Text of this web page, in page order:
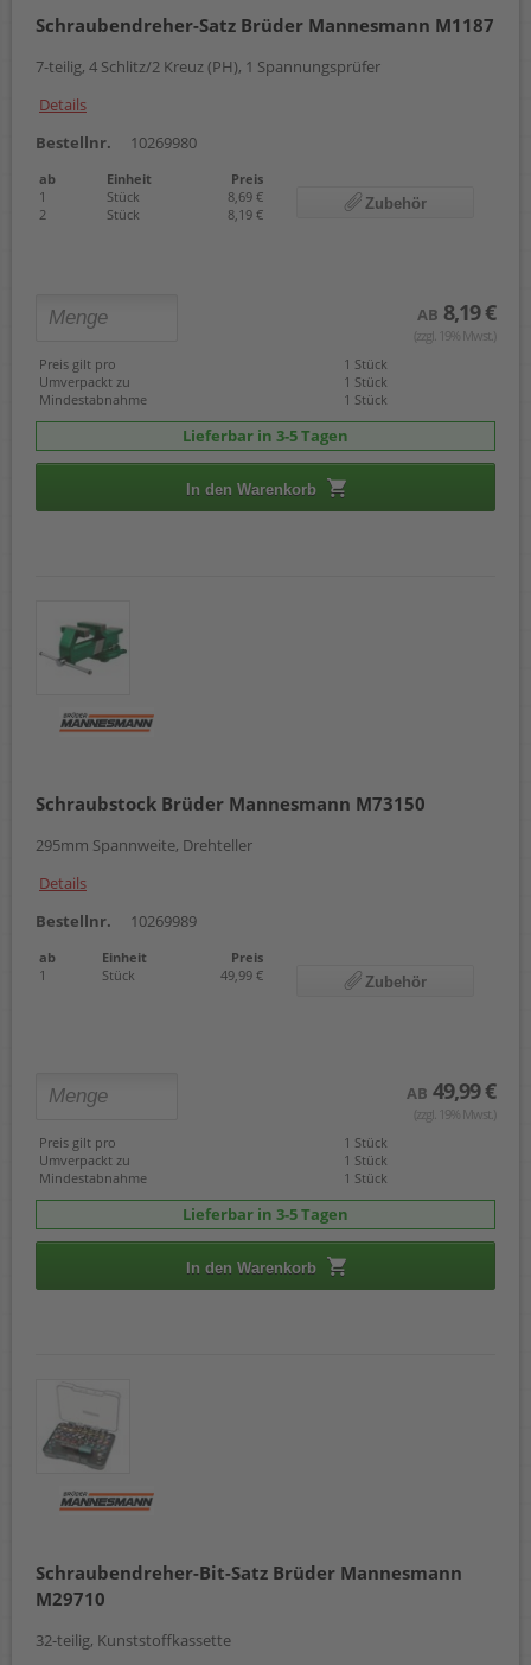
Schraubendreher-Satz Brüder Mannesmann M1187
7-teilig, 4 Schlitz/2 Kreuz (PH), 1 Spannungsprüfer
Details
Bestellnr.
10269980
ab Einheit
Preis
1
Stück
8,69 €
2
Stück 8,19 €
Zubehör
AB 8,19 €
(zzgl. 19% Mwst.)
Preis gilt pro
1 Stück
Umverpackt zu
1 Stück
Mindestabnahme
1 Stück
Lieferbar in 3-5 Tagen
In den Warenkorb
Schraubstock Brüder Mannesmann M73150
295mm Spannweite, Drehteller
Details
Bestellnr.
10269989
ab Einheit
Preis
1
Stück 49,99 € Zubehör
AB 49,99 €
(zzgl. 19% Mwst.)
Preis gilt pro
1 Stück
Umverpackt zu
1 Stück
Mindestabnahme
1 Stück
Lieferbar in 3-5 Tagen
In den Warenkorb
Schraubendreher-Bit-Satz Brüder Mannesmann
M29710
32-teilig, Kunststoffkassette